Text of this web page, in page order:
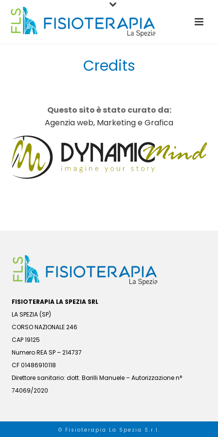
Credits
Questo sito è stato curato da:
Agenzia web, Marketing e Grafica
FISIOTERAPIA LA SPEZIA SRL
LA SPEZIA (SP)
CORSO NAZIONALE 246
CAP 19125
Numero REA SP – 214737
CF 01486910118
Direttore sanitario: dott. Barilli Manuele – Autorizzazione n°
74069/2020
© Fisioterapia La Spezia S.r.l.